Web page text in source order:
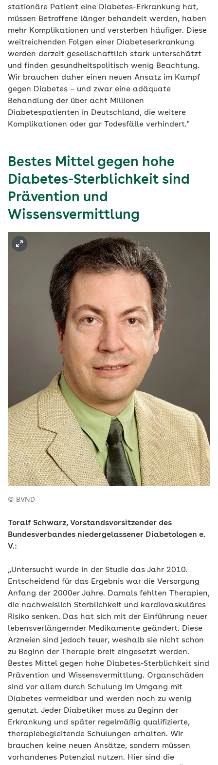
stationäre Patient eine Diabetes-Erkrankung hat,
müssen Betroffene länger behandelt werden, haben
mehr Komplikationen und versterben häufiger. Diese
weitreichenden Folgen einer Diabeteserkrankung
werden derzeit gesellschaftlich stark unterschätzt
und finden gesundheitspolitisch wenig Beachtung.
Wir brauchen daher einen neuen Ansatz im Kampf
gegen Diabetes – und zwar eine adäquate
Behandlung der über acht Millionen
Diabetespatienten in Deutschland, die weitere
Komplikationen oder gar Todesfälle verhindert."
Bestes Mittel gegen hohe
Diabetes-Sterblichkeit sind
Prävention und
Wissensvermittlung
© BVND
Toralf Schwarz, Vorstandsvorsitzender des
Bundesverbandes niedergelassener Diabetologen e.
V.:
„Untersucht wurde in der Studie das Jahr 2010.
Entscheidend für das Ergebnis war die Versorgung
Anfang der 2000er Jahre. Damals fehlten Therapien,
die nachweislich Sterblichkeit und kardiovaskuläres
Risiko senken. Das hat sich mit der Einführung neuer
lebensverlängernder Medikamente geändert. Diese
Arzneien sind jedoch teuer, weshalb sie nicht schon
zu Beginn der Therapie breit eingesetzt werden.
Bestes Mittel gegen hohe Diabetes-Sterblichkeit sind
Prävention und Wissensvermittlung. Organschäden
sind vor allem durch Schulung im Umgang mit
Diabetes vermeidbar und werden noch zu wenig
genutzt. Jeder Diabetiker muss zu Beginn der
Erkrankung und später regelmäßig qualifizierte,
therapiebegleitende Schulungen erhalten. Wir
brauchen keine neuen Ansätze, sondern müssen
vorhandenes Potenzial nutzen. Hier sind die